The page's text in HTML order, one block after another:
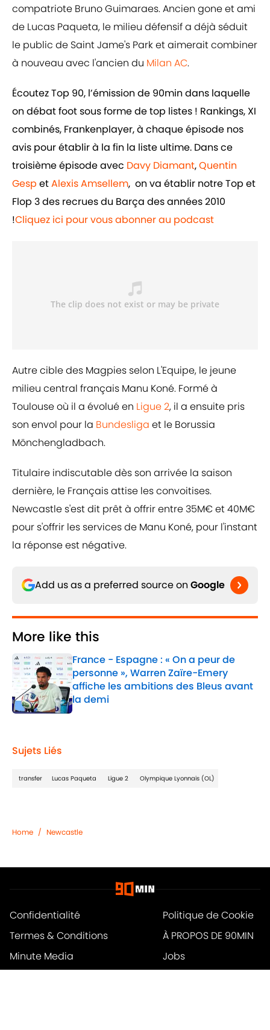
compatriote Bruno Guimaraes. Ancien gone et ami
de Lucas Paqueta, le milieu défensif a déjà séduit
le public de Saint Jame's Park et aimerait combiner
à nouveau avec l'ancien du Milan AC.
Écoutez Top 90, l’émission de 90min dans laquelle
on débat foot sous forme de top listes ! Rankings, XI
combinés, Frankenplayer, à chaque épisode nos
avis pour établir à la fin la liste ultime. Dans ce
troisième épisode avec Davy Diamant,Quentin
Gesp etAlexis Amsellem, on va établir notre Top et
Flop 3 des recrues du Barça des années 2010
!Cliquez ici pour vous abonner au podcast
Autre cible des Magpies selon L'Equipe, le jeune
milieu central français Manu Koné. Formé à
Toulouse où il a évolué en Ligue 2, il a ensuite pris
son envol pour la Bundesliga et le Borussia
Mönchengladbach.
Titulaire indiscutable dès son arrivée la saison
dernière, le Français attise les convoitises.
Newcastle s'est dit prêt à offrir entre 35M€ et 40M€
pour s'offrir les services de Manu Koné, pour l'instant
la réponse est négative.
Add us as a preferred source on Google
More like this
France - Espagne : « On a peur de
personne », Warren Zaïre-Emery
affiche les ambitions des Bleus avant
la demi
Published by on Invalid Date
Sujets Liés
transfer Lucas Paqueta Ligue 2 Olympique Lyonnais (OL)
Home / Newcastle
Confidentialité
Politique de Cookie
Termes & Conditions
À PROPOS DE 90MIN
Minute Media
Jobs